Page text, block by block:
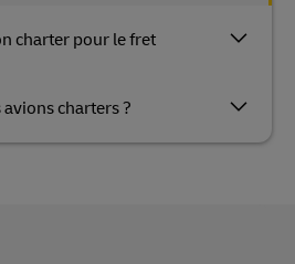
charter pour le fret
charters ?